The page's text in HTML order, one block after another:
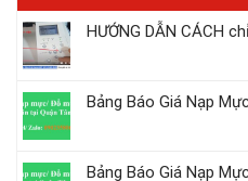
HƯỚNG DẪN CÁCH
Bảng Báo Giá Nạp
Bảng Báo Giá Nạp